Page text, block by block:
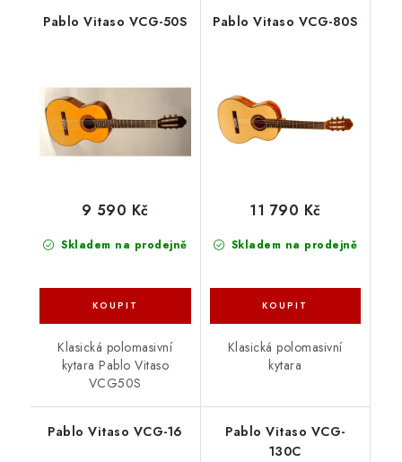
Pablo Vitaso VCG-50S
Skladem na prodejně
9 590 Kč
Klasická polomasivní
kytara Pablo Vitaso
VCG50S
Pablo Vitaso VCG-80S
Skladem na prodejně
11 790 Kč
Klasická polomasivní
kytara
Pablo Vitaso VCG-16
Pablo Vitaso VCG-
130C